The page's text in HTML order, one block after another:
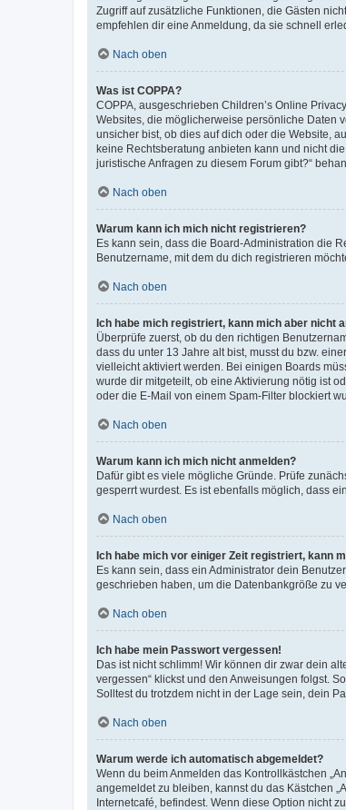
Zugriff auf zusätzliche Funktionen, die Gästen
empfehlen dir eine Anmeldung, da sie schnell
Nach oben
Was ist COPPA?
COPPA, ausgeschrieben Children’s Online
Websites, die möglicherweise persönliche Daten
unsicher bist, ob dies auf dich oder die Website,
keine Rechtsberatung anbieten kann und nicht
juristische Anfragen zu diesem Forum gibt?“
Nach oben
Warum kann ich mich nicht registrieren?
Es kann sein, dass die Board-Administration die
Benutzername, mit dem du dich registrieren
Nach oben
Ich habe mich registriert, kann mich aber nicht
Überprüfe zuerst, ob du den richtigen
dass du unter 13 Jahre alt bist, musst du bzw.
vielleicht aktiviert werden. Bei einigen Boards
wurde dir mitgeteilt, ob eine Aktivierung nötig ist
oder die E-Mail von einem Spam-Filter blockiert
Nach oben
Warum kann ich mich nicht anmelden?
Dafür gibt es viele mögliche Gründe. Prüfe
gesperrt wurdest. Es ist ebenfalls möglich, dass
Nach oben
Ich habe mich vor einiger Zeit registriert, kann
Es kann sein, dass ein Administrator dein
geschrieben haben, um die Datenbankgröße zu
Nach oben
Ich habe mein Passwort vergessen!
Das ist nicht schlimm! Wir können dir zwar dein
vergessen“ klickst und den Anweisungen folgst.
Solltest du trotzdem nicht in der Lage sein, dein
Nach oben
Warum werde ich automatisch abgemeldet?
Wenn du beim Anmelden das Kontrollkästchen
angemeldet zu bleiben, kannst du das Kästchen
Internetcafé, befindest. Wenn diese Option nicht